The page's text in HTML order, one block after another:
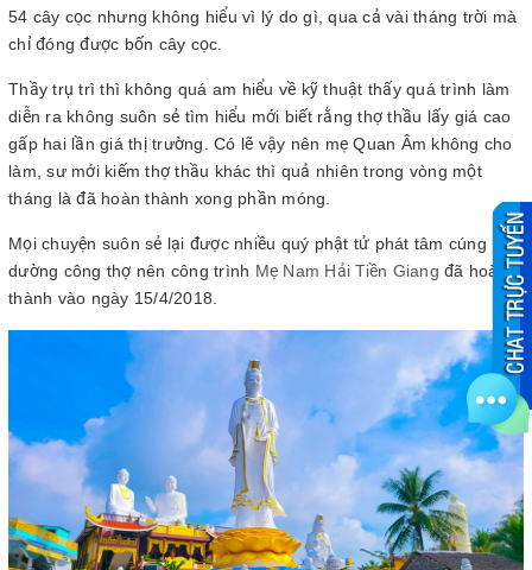
54 cây cọc nhưng không hiểu vì lý do gì, qua cả vài tháng trời mà
chỉ đóng được bốn cây cọc.
Thầy trụ trì thì không quá am hiểu về kỹ thuật thấy quá trình làm
diễn ra không suôn sẻ tìm hiểu mới biết rằng thợ thầu lấy giá cao
gấp hai lần giá thị trường. Có lẽ vậy nên mẹ Quan Âm không cho
làm, sư mới kiếm thợ thầu khác thì quả nhiên trong vòng một
tháng là đã hoàn thành xong phần móng.
Mọi chuyện suôn sẻ lại được nhiều quý phật tử phát tâm cúng
dường công thợ nên công trình Mẹ Nam Hải Tiền Giang đã hoàn
thành vào ngày 15/4/2018.